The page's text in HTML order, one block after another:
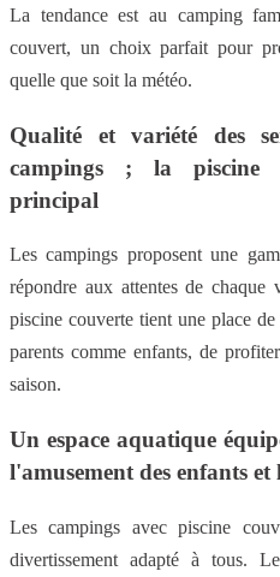
La tendance est au camping
couvert, un choix parfait pour
quelle que soit la météo.
Qualité et variété des
campings ; la piscine
principal
Les campings proposent une
répondre aux attentes de chaque
piscine couverte tient une place
parents comme enfants, de
saison.
Un espace aquatique
l'amusement des enfants et
Les campings avec piscine
divertissement adapté à tous.